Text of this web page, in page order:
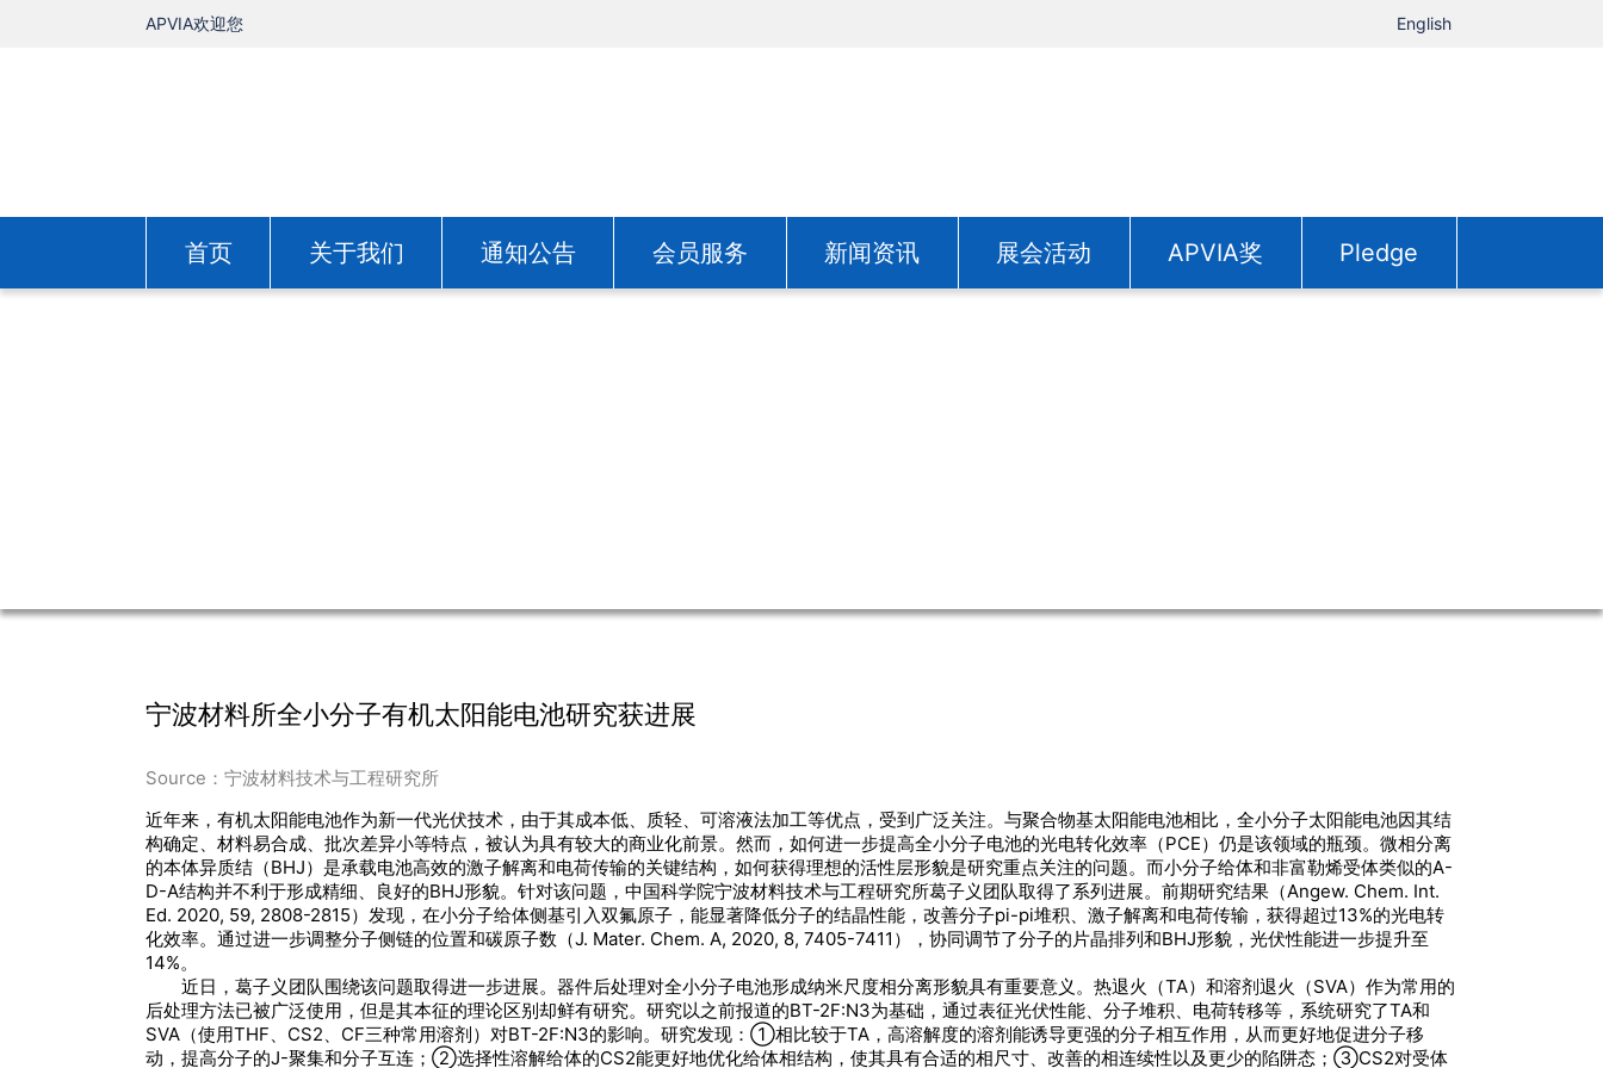
APVIA欢迎您 English
首页 关于我们 通知公告 会员服务 新闻资讯 展会活动 APVIA奖 Pledge
宁波材料所全小分子有机太阳能电池研究获进展
Source：宁波材料技术与工程研究所
近年来，有机太阳能电池作为新一代光伏技术，由于其成本低、质轻、可溶液法加工等优点，受到广泛关注。与聚合物基太阳能电池相比，全小分子太阳能电池因其结
构确定、材料易合成、批次差异小等特点，被认为具有较大的商业化前景。然而，如何进一步提高全小分子电池的光电转化效率（PCE）仍是该领域的瓶颈。微相分离
的本体异质结（BHJ）是承载电池高效的激子解离和电荷传输的关键结构，如何获得理想的活性层形貌是研究重点关注的问题。而小分子给体和非富勒烯受体类似的A-
D-A结构并不利于形成精细、良好的BHJ形貌。针对该问题，中国科学院宁波材料技术与工程研究所葛子义团队取得了系列进展。前期研究结果（Angew. Chem. Int.
Ed. 2020, 59, 2808-2815）发现，在小分子给体侧基引入双氟原子，能显著降低分子的结晶性能，改善分子pi-pi堆积、激子解离和电荷传输，获得超过13%的光电转
化效率。通过进一步调整分子侧链的位置和碳原子数（J. Mater. Chem. A, 2020, 8, 7405-7411），协同调节了分子的片晶排列和BHJ形貌，光伏性能进一步提升至
14%。
近日，葛子义团队围绕该问题取得进一步进展。器件后处理对全小分子电池形成纳米尺度相分离形貌具有重要意义。热退火（TA）和溶剂退火（SVA）作为常用的
后处理方法已被广泛使用，但是其本征的理论区别却鲜有研究。研究以之前报道的BT-2F:N3为基础，通过表征光伏性能、分子堆积、电荷转移等，系统研究了TA和
SVA（使用THF、CS2、CF三种常用溶剂）对BT-2F:N3的影响。研究发现：①相比较于TA，高溶解度的溶剂能诱导更强的分子相互作用，从而更好地促进分子移
动，提高分子的J-聚集和分子互连；②选择性溶解给体的CS2能更好地优化给体相结构，使其具有合适的相尺寸、改善的相连续性以及更少的陷阱态；③CS2对受体